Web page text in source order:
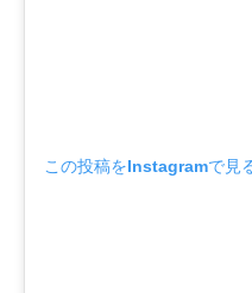
この投稿をInstagramで見